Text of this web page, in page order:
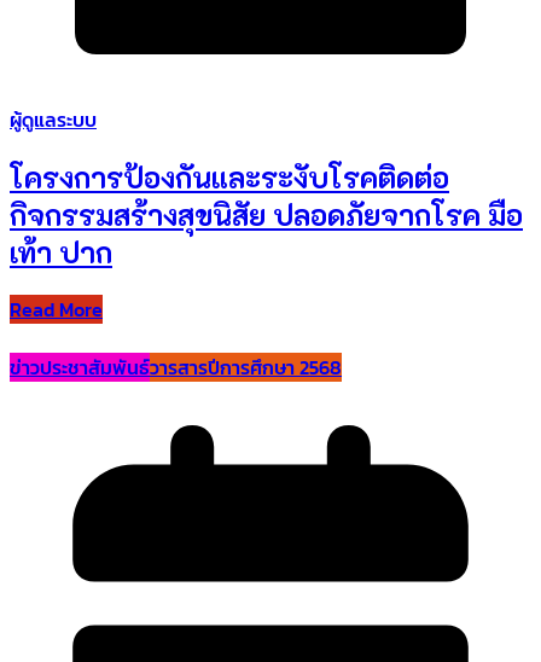
ผู้ดูแลระบบ
โครงการป้องกันและระงับโรคติดต่อ
กิจกรรมสร้างสุขนิสัย ปลอดภัยจากโรค มือ
เท้า ปาก
Read More
ข่าวประชาสัมพันธ์วารสารปีการศึกษา 2568